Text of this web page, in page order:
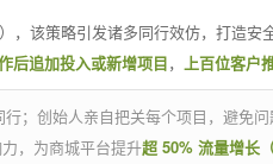
，该策略引发诸多同行效仿，打造安
后追加投入或新增项目， 上百位客户
；创始人亲自把关每个项目，避免问
，为商城平台提升超 50% 流量增长